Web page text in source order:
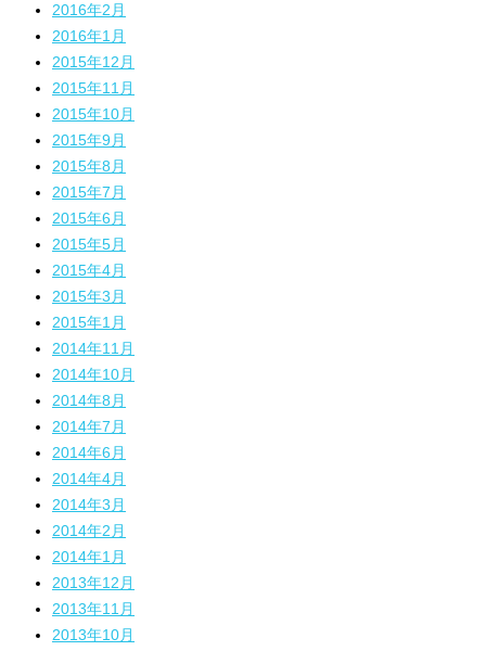
2016年2月
2016年1月
2015年12月
2015年11月
2015年10月
2015年9月
2015年8月
2015年7月
2015年6月
2015年5月
2015年4月
2015年3月
2015年1月
2014年11月
2014年10月
2014年8月
2014年7月
2014年6月
2014年4月
2014年3月
2014年2月
2014年1月
2013年12月
2013年11月
2013年10月